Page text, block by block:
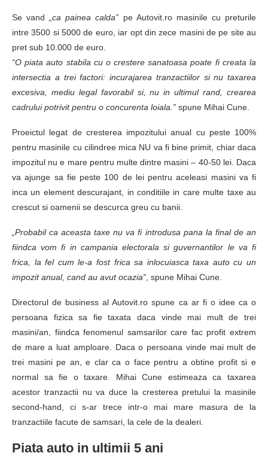
Se vand „ca painea calda” pe Autovit.ro masinile cu preturile
intre 3500 si 5000 de euro, iar opt din zece masini de pe site au
pret sub 10.000 de euro.
“O piata auto stabila cu o crestere sanatoasa poate fi creata la
intersectia a trei factori: incurajarea tranzactiilor si nu taxarea
excesiva, mediu legal favorabil si, nu in ultimul rand, crearea
cadrului potrivit pentru o concurenta loiala.” spune Mihai Cune.
Proeictul legat de cresterea impozitului anual cu peste 100%
pentru masinile cu cilindree mica NU va fi bine primit, chiar daca
impozitul nu e mare pentru multe dintre masini – 40-50 lei. Daca
va ajunge sa fie peste 100 de lei pentru aceleasi masini va fi
inca un element descurajant, in conditiile in care multe taxe au
crescut si oamenii se descurca greu cu banii.
„Probabil ca aceasta taxe nu va fi introdusa pana la final de an
fiindca vom fi in campania electorala si guvernantilor le va fi
frica, la fel cum le-a fost frica sa inlocuiasca taxa auto cu un
impozit anual, cand au avut ocazia” , spune Mihai Cune.
Directorul de business al Autovit.ro spune ca ar fi o idee ca o
persoana fizica sa fie taxata daca vinde mai mult de trei
masini/an, fiindca fenomenul samsarilor care fac profit extrem
de mare a luat amploare. Daca o persoana vinde mai mult de
trei masini pe an, e clar ca o face pentru a obtine profit si e
normal sa fie o taxare. Mihai Cune estimeaza ca taxarea
acestor tranzactii nu va duce la cresterea pretului la masinile
second-hand, ci s-ar trece intr-o mai mare masura de la
tranzactiile facute de samsari, la cele de la dealeri.
Piata auto in ultimii 5 ani